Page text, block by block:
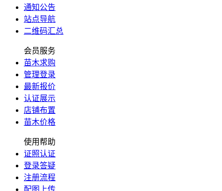
通知公告
站点导航
二维码汇总
会员服务
苗木求购
管理登录
最新报价
认证展示
店铺布置
苗木价格
使用帮助
证照认证
登录答疑
注册流程
配图上传